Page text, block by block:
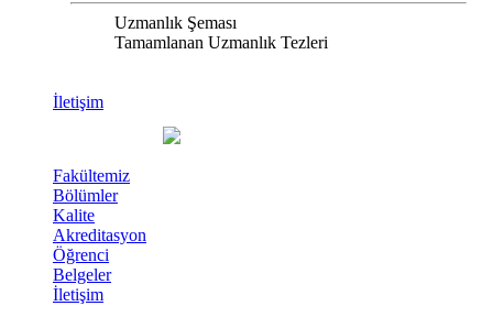
Uzmanlık Şeması
Tamamlanan Uzmanlık Tezleri
İletişim
Fakültemiz
Bölümler
Kalite
Akreditasyon
Öğrenci
Belgeler
İletişim